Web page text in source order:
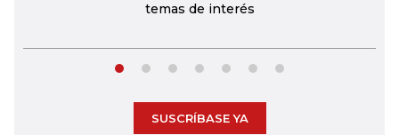
temas de interés
SUSCRÍBASE YA